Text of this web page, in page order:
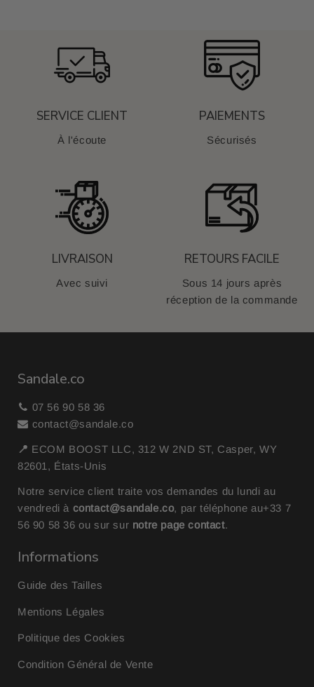
SERVICE CLIENT
À l'écoute
PAIEMENTS
Sécurisés
LIVRAISON
Avec suivi
RETOURS FACILE
Sous 14 jours après
réception de la commande
Sandale.co
07 56 90 58 36
contact@sandale.co
📍 ECOM BOOST LLC, 312 W 2ND ST, Casper, WY
82601, États-Unis
Notre service client traite vos demandes du lundi au
vendredi à contact@sandale.co, par téléphone au+33 7
56 90 58 36ou sur sur notre page contact.
Informations
Guide des Tailles
Mentions Légales
Politique des Cookies
Condition Général de Vente